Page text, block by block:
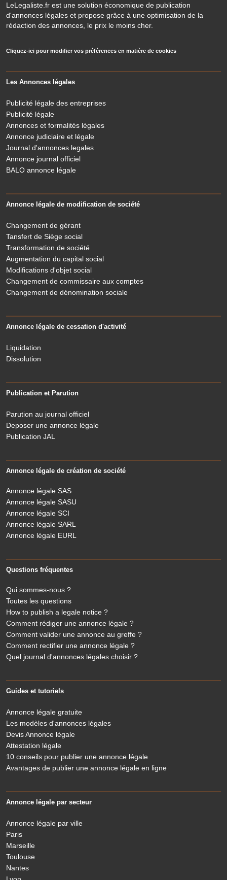
LeLegaliste.fr est une solution économique de publication
d'annonces légales et propose grâce à une optimisation de la
rédaction des annonces, le prix le moins cher.
Cliquez-ici pour modifier vos préférences en matière de cookies
Les Annonces légales
Publicité légale des entreprises
Publicité légale
Annonces et formalités légales
Annonce judiciaire et légale
Journal d'annonces legales
Annonce journal officiel
BALO annonce légale
Annonce légale de modification de société
Changement de gérant
Tansfert de Siège social
Transformation de société
Augmentation du capital social
Modifications d'objet social
Changement de commissaire aux comptes
Changement de dénomination sociale
Annonce légale de cessation d'activité
Liquidation
Dissolution
Publication et Parution
Parution au journal officiel
Deposer une annonce légale
Publication JAL
Annonce légale de création de société
Annonce légale SAS
Annonce légale SASU
Annonce légale SCI
Annonce légale SARL
Annonce légale EURL
Questions fréquentes
Qui sommes-nous ?
Toutes les questions
How to publish a legale notice ?
Comment rédiger une annonce légale ?
Comment valider une annonce au greffe ?
Comment rectifier une annonce légale ?
Quel journal d'annonces légales choisir ?
Guides et tutoriels
Annonce légale gratuite
Les modèles d'annonces légales
Devis Annonce légale
Attestation légale
10 conseils pour publier une annonce légale
Avantages de publier une annonce légale en ligne
Annonce légale par secteur
Annonce légale par ville
Paris
Marseille
Toulouse
Nantes